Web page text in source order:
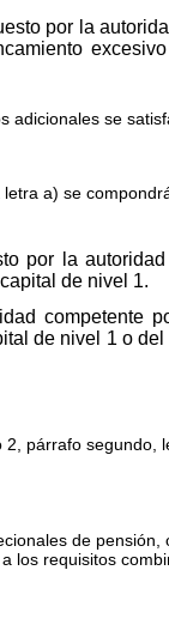
por la
adicionales se
a) se
por la
de nivel 1.
competente
de nivel 1 o
párrafo segundo,
de
los requisitos